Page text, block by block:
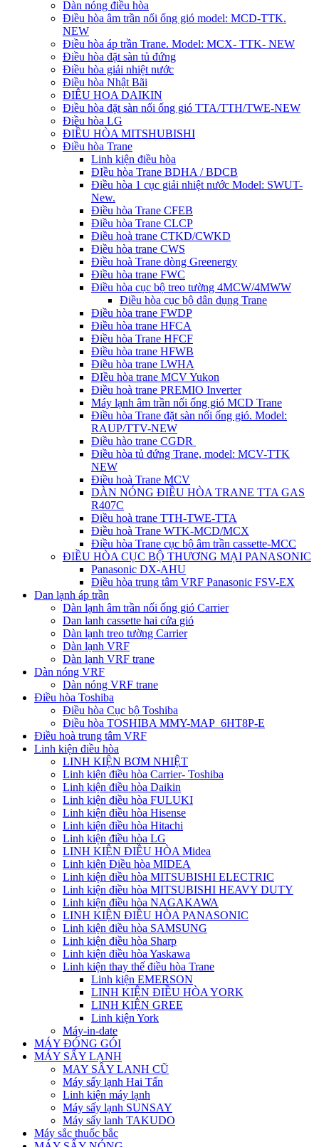
Dàn nóng điều hòa
Điều hòa âm trần nối ống gió model: MCD-TTK.
NEW
Điều hòa áp trần Trane. Model: MCX- TTK- NEW
Điều hòa đặt sàn tủ đứng
Điều hòa giải nhiệt nước
Điều hòa Nhật Bãi
ĐIÊU HOA DAIKIN
Điều hòa đặt sàn nối ống gió TTA/TTH/TWE-NEW
Điều hòa LG
ĐIỀU HÒA MITSHUBISHI
Điều hòa Trane
Linh kiện điều hòa
ĐIều hòa Trane BDHA / BDCB
Điều hòa 1 cục giải nhiệt nước Model: SWUT-
New.
Điều hòa Trane CFEB
Điều hòa Trane CLCP
Điều hoà trane CTKD/CWKD
Điều hòa trane CWS
Điều hoà Trane dòng Greenergy
Điều hòa trane FWC
Điều hòa cục bộ treo tường 4MCW/4MWW
Điều hòa cục bộ dân dụng Trane
Điều hòa trane FWDP
Điều hòa trane HFCA
Điều hòa Trane HFCF
Điều hòa trane HFWB
Điều hòa trane LWHA
ĐIều hòa trane MCV Yukon
Điều hoà trane PREMIO Inverter
Máy lạnh âm trần nối ống gió MCD Trane
Điều hòa Trane đặt sàn nối ống gió. Model:
RAUP/TTV-NEW
Điều hào trane CGDR
Điều hòa tủ đứng Trane, model: MCV-TTK
NEW
Điều hoà Trane MCV
DÀN NÓNG ĐIỀU HÒA TRANE TTA GAS
R407C
Điều hoà trane TTH-TWE-TTA
Điều hoà Trane WTK-MCD/MCX
Điều hòa Trane cục bộ âm trần cassette-MCC
ĐIỀU HÒA CỤC BỘ THƯƠNG MẠI PANASONIC
Panasonic DX-AHU
Điều hòa trung tâm VRF Panasonic FSV-EX
Dan lạnh áp trần
Dàn lạnh âm trần nối ống gió Carrier
Dan lanh cassette hai cửa gió
Dàn lạnh treo tường Carrier
Dàn lạnh VRF
Dàn lạnh VRF trane
Dàn nóng VRF
Dàn nóng VRF trane
Điều hòa Toshiba
Điều hòa Cục bộ Toshiba
Điều hòa TOSHIBA MMY-MAP_6HT8P-E
Điều hoà trung tâm VRF
Linh kiện điều hòa
LINH KIỆN BƠM NHIỆT
Linh kiện điều hòa Carrier- Toshiba
Linh kiện điều hòa Daikin
Linh kiện điều hòa FULUKI
Linh kiện điều hòa Hisense
Linh kiện điều hòa Hitachi
Linh kiện điều hòa LG
LINH KIỆN ĐIỀU HÒA Midea
Linh kiện Điều hòa MIDEA
Linh kiện điều hòa MITSUBISHI ELECTRIC
Linh kiện điều hòa MITSUBISHI HEAVY DUTY
Linh kiện điều hòa NAGAKAWA
LINH KIỆN ĐIỀU HÒA PANASONIC
Linh kiện điều hòa SAMSUNG
Linh kiện điều hòa Sharp
Linh kiện điều hòa Yaskawa
Linh kiện thay thế điều hòa Trane
Linh kiện EMERSON
LINH KIỆN ĐIỀU HÒA YORK
LINH KIỆN GREE
Linh kiện York
Máy-in-date
MÁY ĐÓNG GÓI
MÁY SẤY LẠNH
MAY SÂY LANH CŨ
Máy sấy lạnh Hai Tấn
Linh kiện máy lạnh
Máy sấy lạnh SUNSAY
Máy sấy lanh TAKUDO
Máy sắc thuốc bắc